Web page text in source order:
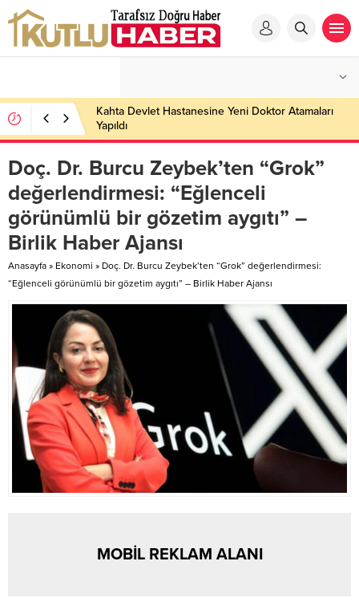
Kahta Devlet Hastanesine Yeni Doktor Atamaları
Yapıldı
Doç. Dr. Burcu Zeybek’ten “Grok”
değerlendirmesi: “Eğlenceli
görünümlü bir gözetim aygıtı” –
Birlik Haber Ajansı
Anasayfa » Ekonomi » Doç. Dr. Burcu Zeybek’ten “Grok” değerlendirmesi:
“Eğlenceli görünümlü bir gözetim aygıtı” – Birlik Haber Ajansı
MOBİL REKLAM ALANI